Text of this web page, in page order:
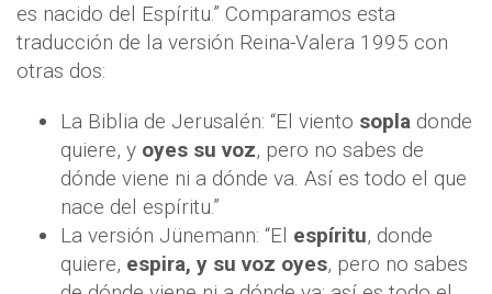
es nacido del Espíritu.” Comparamos esta
traducción de la versión Reina-Valera 1995 con
otras dos:
La Biblia de Jerusalén: “El viento sopla donde
quiere, y oyes su voz, pero no sabes de
dónde viene ni a dónde va. Así es todo el que
nace del espíritu.”
La versión Jünemann: “El espíritu, donde
quiere, espira, y su voz oyes, pero no sabes